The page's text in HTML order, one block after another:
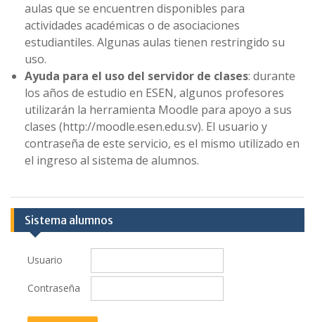
aulas que se encuentren disponibles para
actividades académicas o de asociaciones
estudiantiles. Algunas aulas tienen restringido su
uso.
Ayuda para el uso del servidor de clases: durante
los años de estudio en ESEN, algunos profesores
utilizarán la herramienta Moodle para apoyo a sus
clases (http://moodle.esen.edu.sv). El usuario y
contraseña de este servicio, es el mismo utilizado en
el ingreso al sistema de alumnos.
Sistema alumnos
Usuario
Contraseña